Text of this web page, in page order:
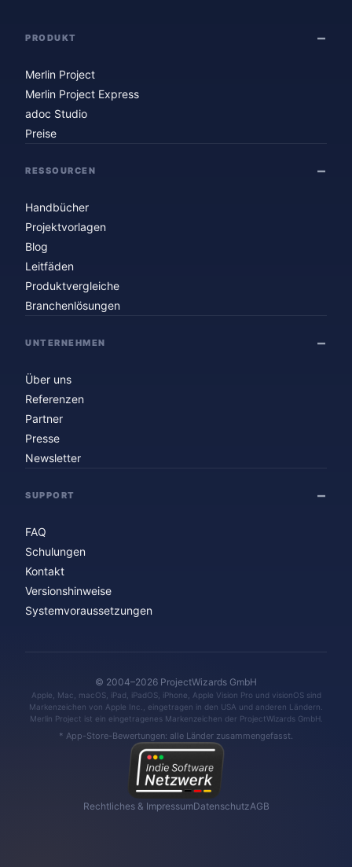
PRODUKT
Merlin Project
Merlin Project Express
adoc Studio
Preise
RESSOURCEN
Handbücher
Projektvorlagen
Blog
Leitfäden
Produktvergleiche
Branchenlösungen
UNTERNEHMEN
Über uns
Referenzen
Partner
Presse
Newsletter
SUPPORT
FAQ
Schulungen
Kontakt
Versionshinweise
Systemvoraussetzungen
© 2004–2026 ProjectWizards GmbH
Apple, Mac, macOS, iPad, iPadOS, iPhone, Apple Vision Pro und visionOS sind
Markenzeichen von Apple Inc., eingetragen in den USA und anderen Ländern.
Merlin Project ist ein eingetragenes Markenzeichen der ProjectWizards GmbH.
* App-Store-Bewertungen: alle Länder zusammengefasst.
Rechtliches & ImpressumDatenschutzAGB